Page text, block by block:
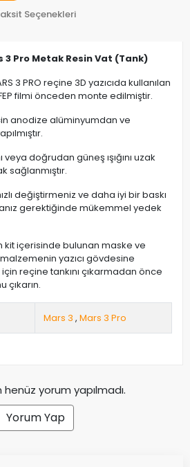
Seçenekleri
3 Pro Metak Resin Vat (Tank)
3 PRO reçine 3D yazıcıda kullanılan
filmi önceden monte edilmiştir.
anodize alüminyumdan ve
veya doğrudan güneş ışığını uzak
sağlanmıştır.
değiştirmeniz ve daha iyi bir baskı
gerektiğinde mükemmel yedek
kit içerisinde bulunan maske ve
malzemenin yazıcı gövdesine
reçine tankını çıkarmadan önce
çıkarın.
Mars 3 , Mars 3 Pro
henüz yorum yapılmadı.
Yorum Yap